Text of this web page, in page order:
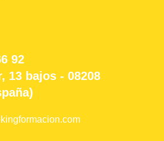
92
13 bajos - 08208